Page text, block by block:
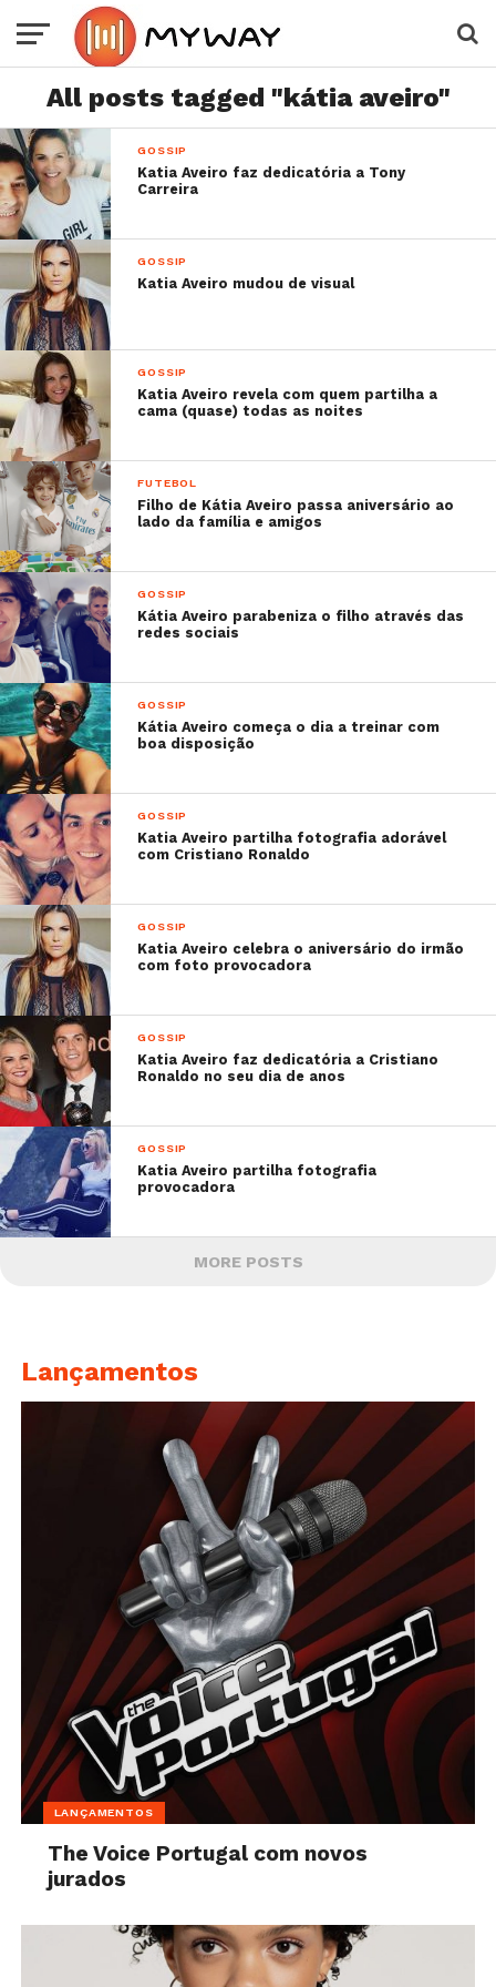
All posts tagged "kátia aveiro"
GOSSIP
Katia Aveiro faz dedicatória a Tony
Carreira
GOSSIP
Katia Aveiro mudou de visual
GOSSIP
Katia Aveiro revela com quem partilha a
cama (quase) todas as noites
FUTEBOL
Filho de Kátia Aveiro passa aniversário ao
lado da família e amigos
GOSSIP
Kátia Aveiro parabeniza o filho através das
redes sociais
GOSSIP
Kátia Aveiro começa o dia a treinar com
boa disposição
GOSSIP
Katia Aveiro partilha fotografia adorável
com Cristiano Ronaldo
GOSSIP
Katia Aveiro celebra o aniversário do irmão
com foto provocadora
GOSSIP
Katia Aveiro faz dedicatória a Cristiano
Ronaldo no seu dia de anos
GOSSIP
Katia Aveiro partilha fotografia
provocadora
MORE POSTS
Lançamentos
LANÇAMENTOS
The Voice Portugal com novos
jurados